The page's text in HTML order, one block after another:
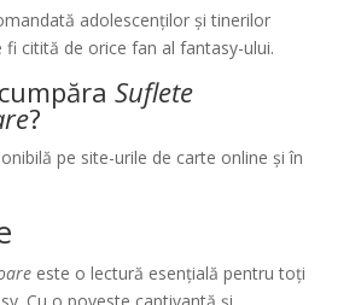
adolescenților și tinerilor
fi citită de orice fan al fantasy-ului.
Suflete
?
pe site-urile de carte online și în
este o lectură esențială pentru toți